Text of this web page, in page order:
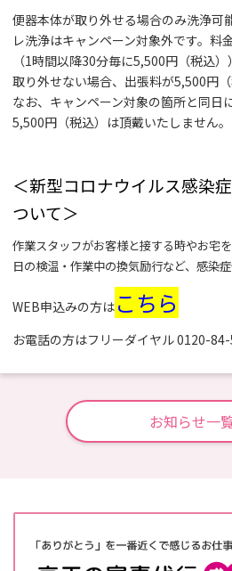
便器本体が取り外せる場合のみ洗浄可
レ洗浄はキャンペーン対象外です。料
（1時間以降30分毎に5,500円（税込
取り外せない場合、出張料が5,500円（
なお、キャンペーン対象の箇所と同日
5,500円（税込）は頂戴いたしません。
＜新型コロナウイルス感染
ついて＞
作業スタッフがお客様と接する時やお宅
日の検温・作業中の換気励行など、 感染
WEB申込みの方は こちら
お電話の方はフリーダイヤル0120-
お知らせ一